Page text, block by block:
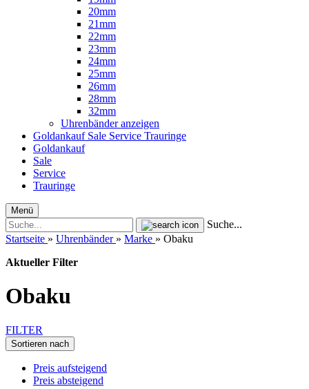
20mm
21mm
22mm
23mm
24mm
25mm
26mm
28mm
32mm
Uhrenbänder anzeigen
Goldankauf Sale Service Trauringe
Goldankauf
Sale
Service
Trauringe
Menü
Suche...
Startseite » Uhrenbänder » Marke » Obaku
Aktueller Filter
Obaku
FILTER
Sortieren nach
Preis aufsteigend
Preis absteigend